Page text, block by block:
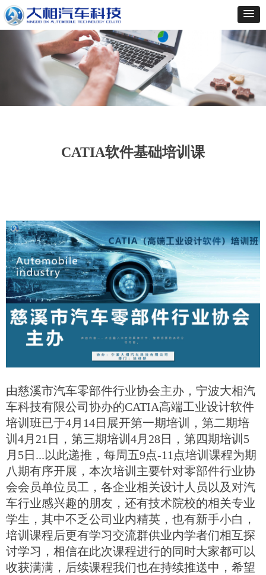
CATIA软件基础培训课
由慈溪市汽车零部件行业协会主办，宁波大相汽
车科技有限公司协办的CATIA高端工业设计软件
培训班已于4月14日展开第一期培训，第二期培
训4月21日，第三期培训4月28日，第四期培训5
月5日...以此递推，每周五9点-11点培训课程为期
八期有序开展，本次培训主要针对零部件行业协
会会员单位员工，各企业相关设计人员以及对汽
车行业感兴趣的朋友，还有技术院校的相关专业
学生，其中不乏公司业内精英，也有新手小白，
培训课程后更有学习交流群供业内学者们相互探
讨学习，相信在此次课程进行的同时大家都可以
收获满满，后续课程我们也在持续推送中，希望